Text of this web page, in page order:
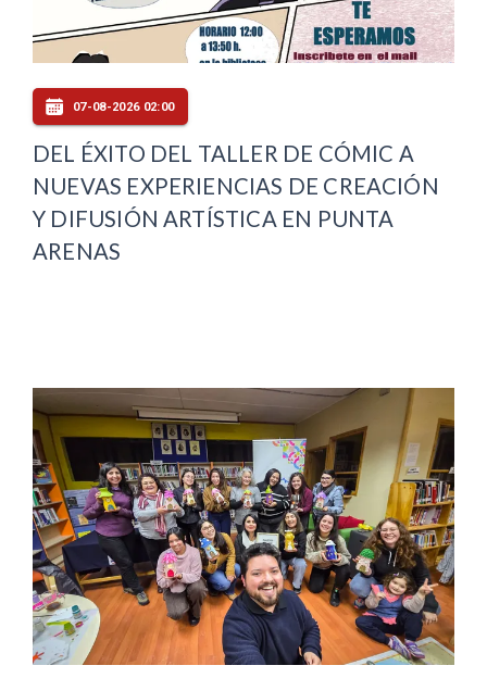
07-08-2026 02:00
DEL ÉXITO DEL TALLER DE CÓMIC A
NUEVAS EXPERIENCIAS DE CREACIÓN
Y DIFUSIÓN ARTÍSTICA EN PUNTA
ARENAS